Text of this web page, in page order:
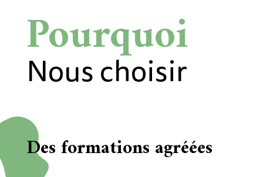
Pourquoi
Nous choisir
Des formations agréées